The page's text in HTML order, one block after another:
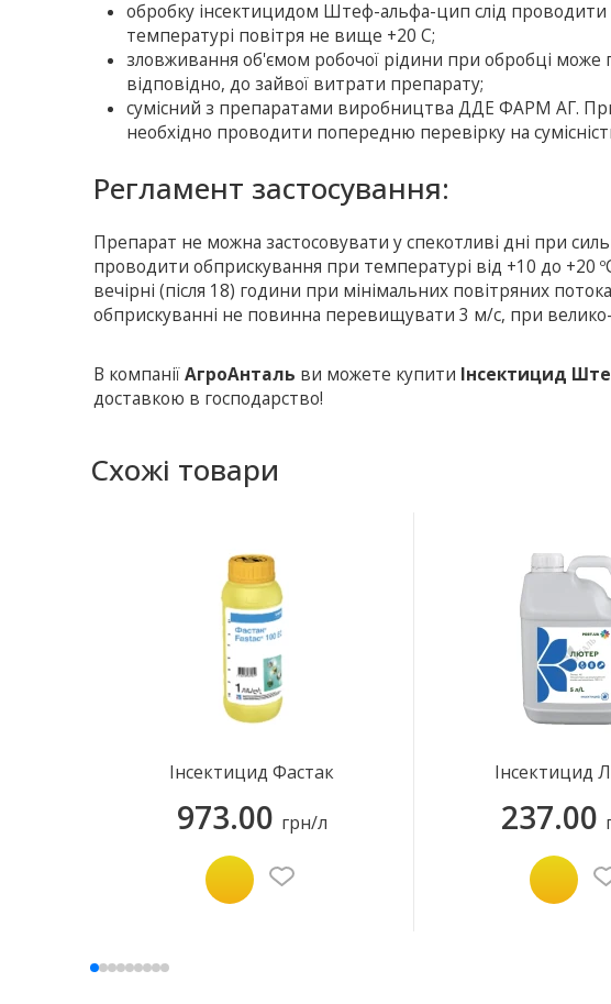
обробку інсектицидом Штеф-альфа-цип слід проводити
температурі повітря не вище +20 С;
зловживання об'ємом робочої рідини при обробці може
відповідно, до зайвої витрати препарату;
сумісний з препаратами виробництва ДДЕ ФАРМ АГ.
необхідно проводити попередню перевірку на
Регламент застосування:
Препарат не можна застосовувати у спекотливі дні при
проводити обприскування при температурі від +10 до +20
вечірні (після 18) години при мінімальних повітряних
обприскуванні не повинна перевищувати 3 м/с, при
В компаніїАгроАнталь ви можете купити Інсектицид
доставкою в господарство!
Схожі товари
Інсектицид Фастак
973.00 грн/л
Інсектицид
237.00